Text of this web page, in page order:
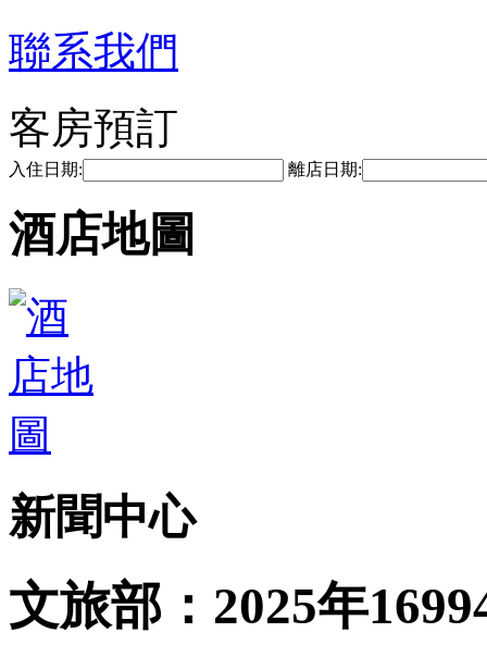
聯系我們
客房預訂
入住日期: 離店日期:
酒店地圖
新聞中心
文旅部：2025年